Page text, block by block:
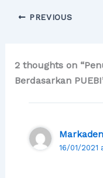
PREVIOUS
2 thoughts on
Berdasarkan
Markaden
16/01/2021